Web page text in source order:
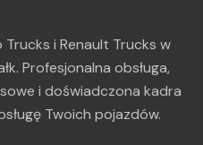
i Renault Trucks w
Profesjonalna obsługa,
i doświadczona kadra
Twoich pojazdów.